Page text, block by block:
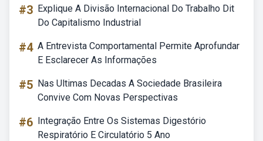
#3 Explique A Divisão Internacional Do Trabalho Dit
Do Capitalismo Industrial
#4 A Entrevista Comportamental Permite Aprofundar
E Esclarecer As Informações
#5 Nas Ultimas Decadas A Sociedade Brasileira
Convive Com Novas Perspectivas
#6 Integração Entre Os Sistemas Digestório
Respiratório E Circulatório 5 Ano